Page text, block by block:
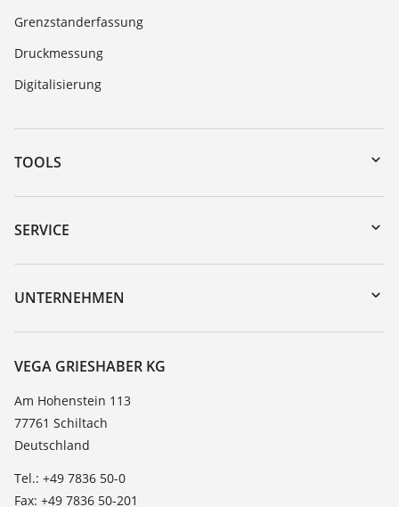
Grenzstanderfassung
Druckmessung
Digitalisierung
TOOLS
Download-Center
Gerätesuche (Seriennummer)
DTM Collection/PACTware
SERVICE
Geräterücksendung
Trainings
TeamViewer
UNTERNEHMEN
Karriere
Über VEGA
Kontakt
News
Presse
Blog
VEGA GRIESHABER KG
Am Hohenstein 113
77761 Schiltach
Deutschland
Tel.: +49 7836 50-0
Fax: +49 7836 50-201